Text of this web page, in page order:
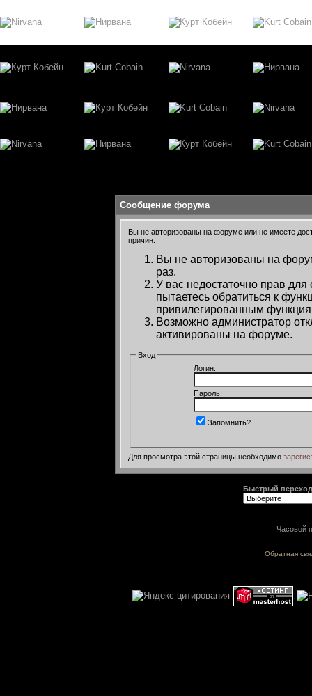
Сообщение форума
Вы не авторизованы на форуме или не имеете
причин:
Вы не авторизованы на
раз.
У вас недостаточно прав
пытаетесь обратиться к
привилегированным
Возможно администратор
активированы на форуме.
Вход
Логин:
Пароль:
Запомнить?
Для просмотра этой страницы необходимо
Быстрый переход
Часовой
Обратная